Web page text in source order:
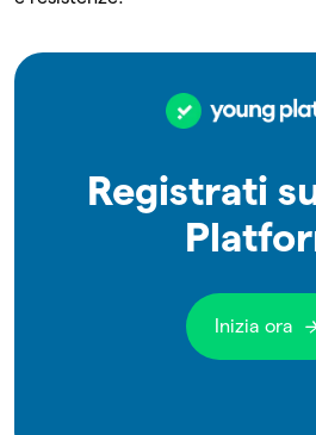
Registrati
Inizia ora